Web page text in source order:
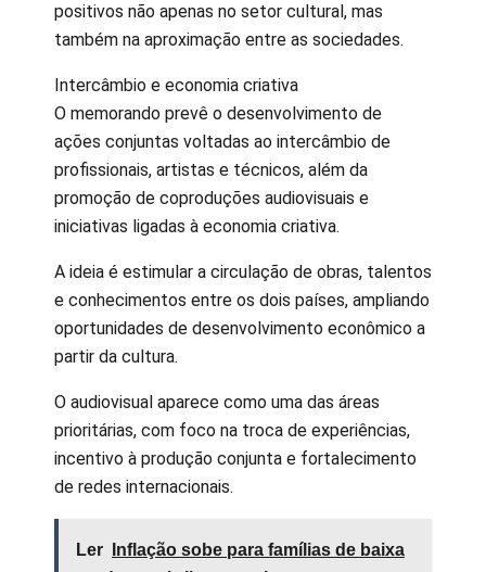
positivos não apenas no setor cultural, mas
também na aproximação entre as sociedades.
Intercâmbio e economia criativa
O memorando prevê o desenvolvimento de
ações conjuntas voltadas ao intercâmbio de
profissionais, artistas e técnicos, além da
promoção de coproduções audiovisuais e
iniciativas ligadas à economia criativa.
A ideia é estimular a circulação de obras, talentos
e conhecimentos entre os dois países, ampliando
oportunidades de desenvolvimento econômico a
partir da cultura.
O audiovisual aparece como uma das áreas
prioritárias, com foco na troca de experiências,
incentivo à produção conjunta e fortalecimento
de redes internacionais.
Ler
Inflação sobe para famílias de baixa